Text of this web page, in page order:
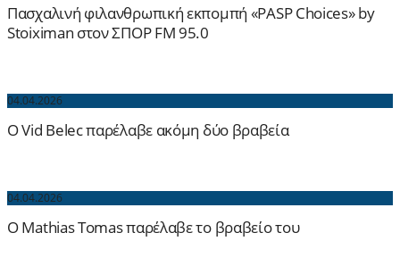
Πασχαλινή φιλανθρωπική εκπομπή «PASP Choices» by
Stoiximan στον ΣΠΟΡ FM 95.0
04.04.2026
O Vid Belec παρέλαβε ακόμη δύο βραβεία
04.04.2026
O Mathias Tomas παρέλαβε το βραβείο του